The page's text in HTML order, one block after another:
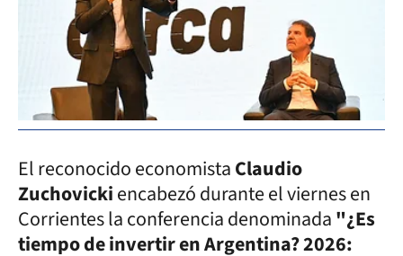
El reconocido economistaClaudio
Zuchovickiencabezó durante el viernes en
Corrientes la conferencia denominada"¿Es
tiempo de invertir en Argentina? 2026: